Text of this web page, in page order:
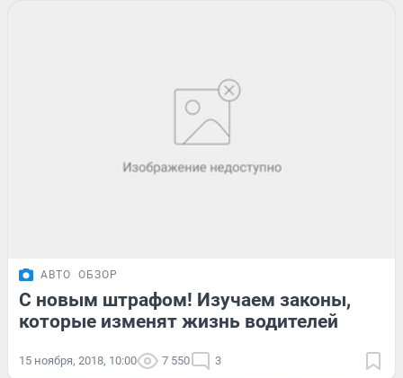
АВТО ОБЗОР
С новым штрафом! Изучаем законы,
которые изменят жизнь водителей
15 ноября, 2018, 10:00 7 550 3